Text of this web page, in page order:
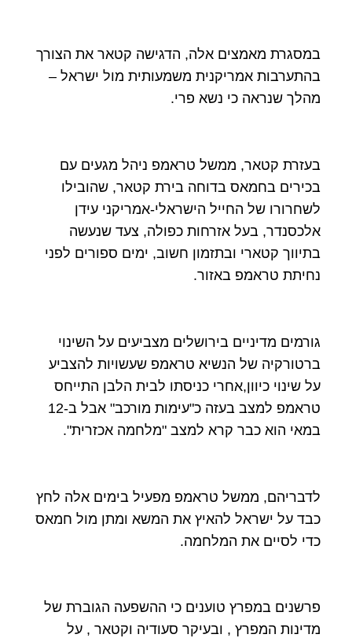
במסגרת מאמצים אלה, הדגישה קטאר את הצורך
בהתערבות אמריקנית משמעותית מול ישראל –
מהלך שנראה כי נשא פרי.
בעזרת קטאר, ממשל טראמפ ניהל מגעים עם
בכירים בחמאס בדוחה בירת קטאר, שהובילו
לשחרורו של החייל הישראלי-אמריקני עידן
אלכסנדר, בעל אזרחות כפולה, צעד שנעשה
בתיווך קטארי ובתזמון חשוב, ימים ספורים לפני
נחיתת טראמפ באזור.
גורמים מדיניים בירושלים מצביעים על השינוי
ברטורקיה של הנשיא טראמפ שעשויות להצביע
על שינוי כיוון,אחרי כניסתו לבית הלבן התייחס
טראמפ למצב בעזה כ"עימות מורכב" אבל ב-12
במאי הוא כבר קרא למצב "מלחמה אכזרית".
לדבריהם, ממשל טראמפ מפעיל בימים אלה לחץ
כבד על ישראל להאיץ את המשא ומתן מול חמאס
כדי לסיים את המלחמה.
פרשנים במפרץ טוענים כי ההשפעה הגוברת של
מדינות המפרץ , ובעיקר סעודיה וקטאר , על